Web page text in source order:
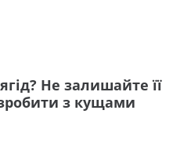
Не залишайте її
з кущами